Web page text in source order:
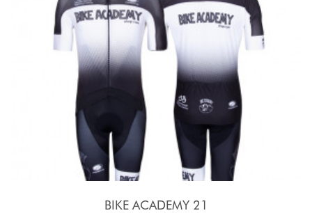
BIKE ACADEMY 21